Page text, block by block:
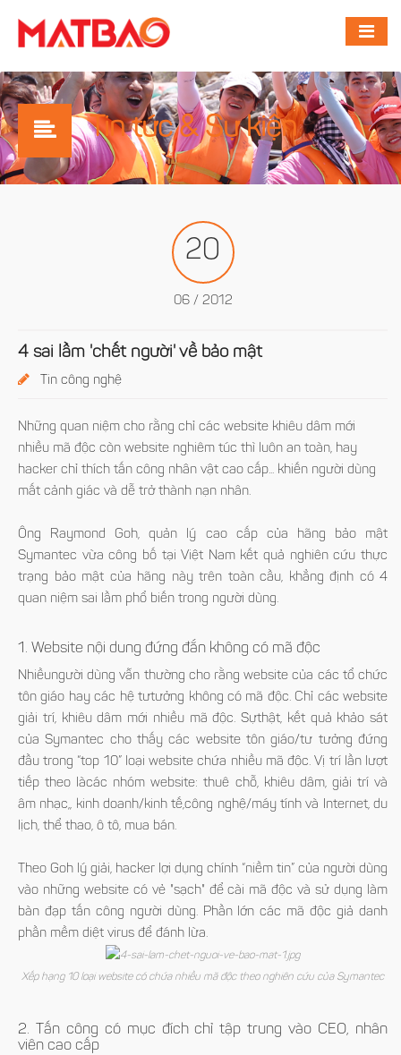
Tin tức & Sự kiện
20
06 / 2012
4 sai lầm 'chết người' về bảo mật
Tin công nghệ
Những quan niệm cho rằng chỉ các website khiêu dâm mới
nhiều mã độc còn website nghiêm túc thì luôn an toàn, hay
hacker chỉ thích tấn công nhân vật cao cấp... khiến người dùng
mất cảnh giác và dễ trở thành nạn nhân.
Ông Raymond Goh, quản lý cao cấp của hãng bảo mật
Symantec vừa công bố tại Việt Nam kết quả nghiên cứu thực
trạng bảo mật của hãng này trên toàn cầu, khẳng định có 4
quan niệm sai lầm phổ biến trong người dùng.
1. Website nội dung đứng đắn không có mã độc
Nhiềungười dùng vẫn thường cho rằng website của các tổ chức
tôn giáo hay các hệ tưtưởng không có mã độc. Chỉ các website
giải trí, khiêu dâm mới nhiều mã độc. Sựthật, kết quả khảo sát
của Symantec cho thấy các website tôn giáo/tư tưởng đứng
đầu trong “top 10” loại website chứa nhiều mã độc. Vị trí lần lượt
tiếp theo làcác nhóm website: thuê chỗ, khiêu dâm, giải trí và
âm nhạc,, kinh doanh/kinh tế,công nghệ/máy tính và Internet, du
lịch, thể thao, ô tô, mua bán.
Theo Goh lý giải, hacker lợi dụng chính “niềm tin” của người dùng
vào những website có vẻ "sạch" để cài mã độc và sử dụng làm
bàn đạp tấn công người dùng. Phần lớn các mã độc giả danh
phần mềm diệt virus để đánh lừa.
Xếp hạng 10 loại website có chứa nhiều mã độc theo nghiên cứu của Symantec
2. Tấn công có mục đích chỉ tập trung vào CEO, nhân
viên cao cấp